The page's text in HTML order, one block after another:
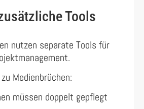
Tools
nutzen separate Tools für
Medienbrüchen:
müssen doppelt gepflegt